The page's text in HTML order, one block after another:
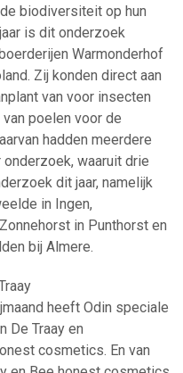
biodiversiteit op hun
is dit onderzoek
Warmonderhof
Zij konden direct aan
van voor insecten
poelen voor de
hadden meerdere
waaruit drie
dit jaar, namelijk
in Ingen,
in Punthorst en
bij Almere.
heeft Odin speciale
De Traay en
cosmetics. En van